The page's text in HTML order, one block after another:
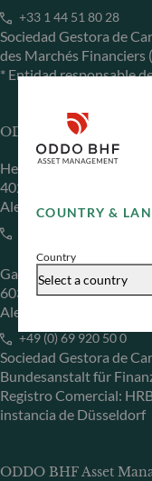
COUNTRY &
Country
Select a country
+33 1 44 51 80 28
Sociedad Gestora de
des Marchés Financiers
* Entidad responsable
ODDO BHF Asset
Herzogstraße 15
40217 Düsseldorf
Alemania
Gallusanlage 8
60329 Frankfurt am
Alemania
+49 (0) 69 920 50 0
Sociedad Gestora de
Bundesanstalt für
Registro Comercial:
instancia de Düsseldorf
ODDO BHF Asset